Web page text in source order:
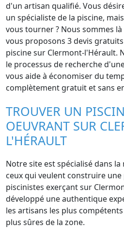
d'un artisan qualifié. Vous
un spécialiste de la piscine,
vous tourner ? Nous sommes
vous proposons 3 devis
piscine sur Clermont-l'Hérault.
le processus de recherche
vous aide à économiser du
complètement gratuit et sans
TROUVER UN
OEUVRANT SUR
L'HÉRAULT
Notre site est spécialisé dans
ceux qui veulent construire
piscinistes exerçant sur
développé une authentique
les artisans les plus
plus sûres de la zone.